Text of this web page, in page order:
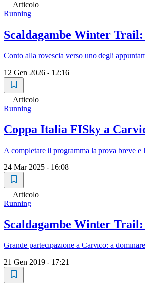
Articolo
Running
Scaldagambe Winter
Conto alla rovescia verso uno degli
12 Gen 2026 - 12:16
Articolo
Running
Coppa Italia FISky a
A completare il programma la prova breve
24 Mar 2025 - 16:08
Articolo
Running
Scaldagambe Winter Trail:
Grande partecipazione a Carvico: a
21 Gen 2019 - 17:21